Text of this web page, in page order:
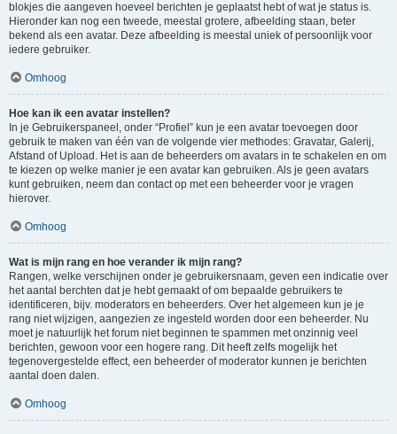
blokjes die aangeven hoeveel berichten je geplaatst hebt of wat je status is.
Hieronder kan nog een tweede, meestal grotere, afbeelding staan, beter
bekend als een avatar. Deze afbeelding is meestal uniek of persoonlijk voor
iedere gebruiker.
Omhoog
Hoe kan ik een avatar instellen?
In je Gebruikerspaneel, onder “Profiel” kun je een avatar toevoegen door
gebruik te maken van één van de volgende vier methodes: Gravatar, Galerij,
Afstand of Upload. Het is aan de beheerders om avatars in te schakelen en om
te kiezen op welke manier je een avatar kan gebruiken. Als je geen avatars
kunt gebruiken, neem dan contact op met een beheerder voor je vragen
hierover.
Omhoog
Wat is mijn rang en hoe verander ik mijn rang?
Rangen, welke verschijnen onder je gebruikersnaam, geven een indicatie over
het aantal berchten dat je hebt gemaakt of om bepaalde gebruikers te
identificeren, bijv. moderators en beheerders. Over het algemeen kun je je
rang niet wijzigen, aangezien ze ingesteld worden door een beheerder. Nu
moet je natuurlijk het forum niet beginnen te spammen met onzinnig veel
berichten, gewoon voor een hogere rang. Dit heeft zelfs mogelijk het
tegenovergestelde effect, een beheerder of moderator kunnen je berichten
aantal doen dalen.
Omhoog